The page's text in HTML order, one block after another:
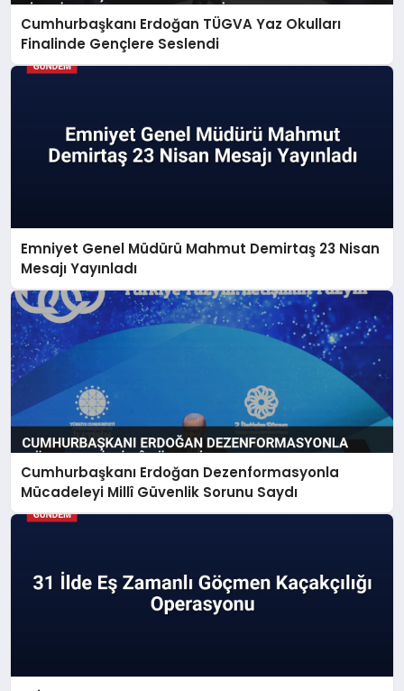
Cumhurbaşkanı Erdoğan TÜGVA Yaz Okulları
Finalinde Gençlere Seslendi
Emniyet Genel Müdürü Mahmut Demirtaş 23 Nisan
Mesajı Yayınladı
Cumhurbaşkanı Erdoğan Dezenformasyonla
Mücadeleyi Millî Güvenlik Sorunu Saydı